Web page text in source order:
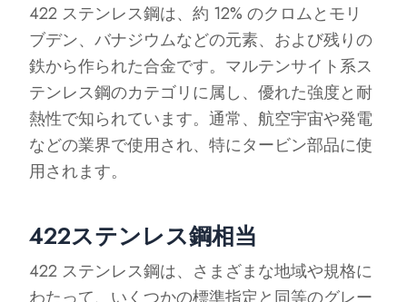
422 ステンレス鋼は、約 12% のクロムとモリ
ブデン、バナジウムなどの元素、および残りの
鉄から作られた合金です。マルテンサイト系ス
テンレス鋼のカテゴリに属し、優れた強度と耐
熱性で知られています。通常、航空宇宙や発電
などの業界で使用され、特にタービン部品に使
用されます。
422ステンレス鋼相当
422 ステンレス鋼は、さまざまな地域や規格に